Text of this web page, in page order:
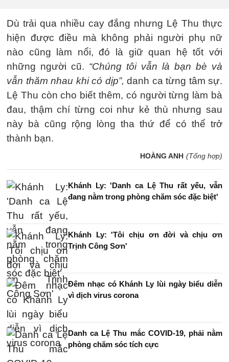
Dù trải qua nhiều cay đắng nhưng Lệ Thu thực
hiện được điều mà không phải người phụ nữ
nào cũng làm nổi, đó là giữ quan hệ tốt với
những người cũ. “Chúng tôi vẫn là bạn bè và
vẫn thăm nhau khi có dịp”, danh ca từng tâm sự.
Lệ Thu còn cho biết thêm, có người từng làm bà
đau, thậm chí từng coi như kẻ thù nhưng sau
này bà cũng rộng lòng tha thứ để có thể trở
thành bạn.
HOÀNG ANH (Tổng hợp)
Khánh Ly: 'Danh ca Lệ Thu rất yếu, vẫn
đang nằm trong phòng chăm sóc đặc biệt'
Khánh Ly: 'Tôi chịu ơn đời và chịu ơn
Trịnh Công Sơn'
Đêm nhạc có Khánh Ly lùi ngày biểu diễn
vì dịch virus corona
Danh ca Lệ Thu mắc COVID-19, phải nằm
phòng chăm sóc tích cực